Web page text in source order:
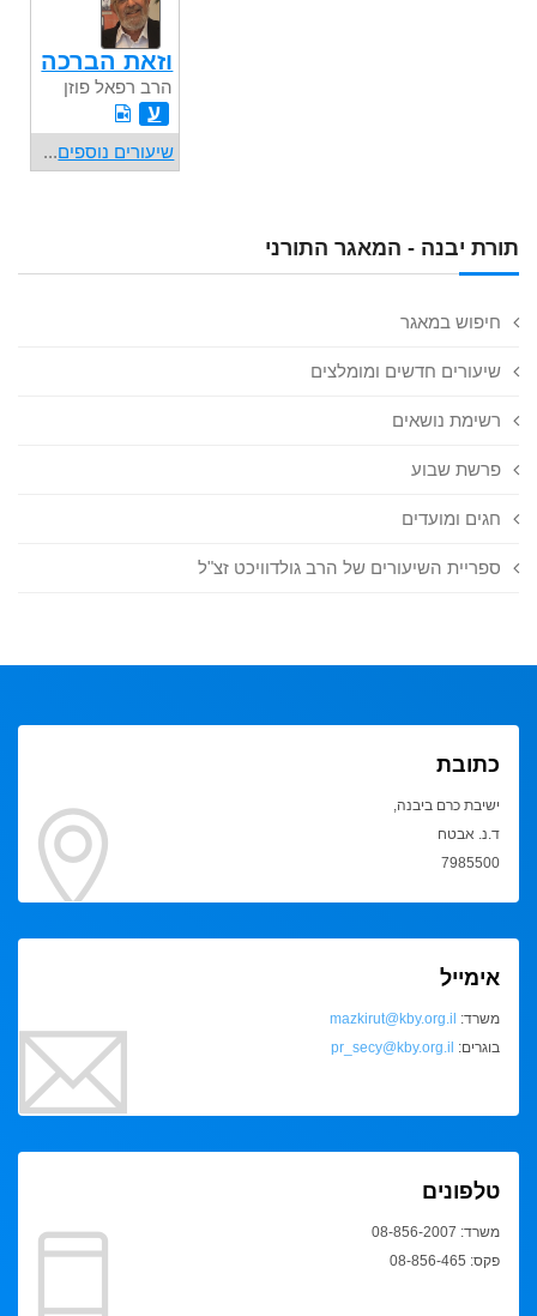
תורת יבנה - המאגר התורני
חיפוש במאגר
שיעורים חדשים ומומלצים
רשימת נושאים
פרשת שבוע
חגים ומועדים
ספריית השיעורים של הרב גולדוויכט זצ"ל
וזאת הברכה
הרב רפאל פוזן
ע
שיעורים נוספים...
כתובת
ישיבת כרם ביבנה,
ד.נ. אבטח
7985500
אימייל
משרד: mazkirut@kby.org.il
בוגרים: pr_secy@kby.org.il
טלפונים
משרד: 08-856-2007
פקס: 08-856-465